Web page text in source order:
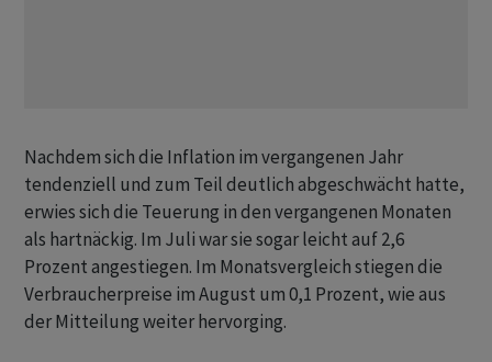
Nachdem sich die Inflation im vergangenen Jahr
tendenziell und zum Teil deutlich abgeschwächt hatte,
erwies sich die Teuerung in den vergangenen Monaten
als hartnäckig. Im Juli war sie sogar leicht auf 2,6
Prozent angestiegen. Im Monatsvergleich stiegen die
Verbraucherpreise im August um 0,1 Prozent, wie aus
der Mitteilung weiter hervorging.